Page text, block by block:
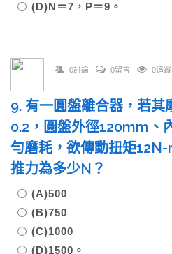
(D)N＝7，P＝9。
0討論 0留言 0追蹤
9. 有一圓盤離合器，若其
0.2，圓盤外徑120mm、
勻磨耗，欲傳動扭矩
推力為多少N？
(A)500
(B)750
(C)1000
(D)1500。